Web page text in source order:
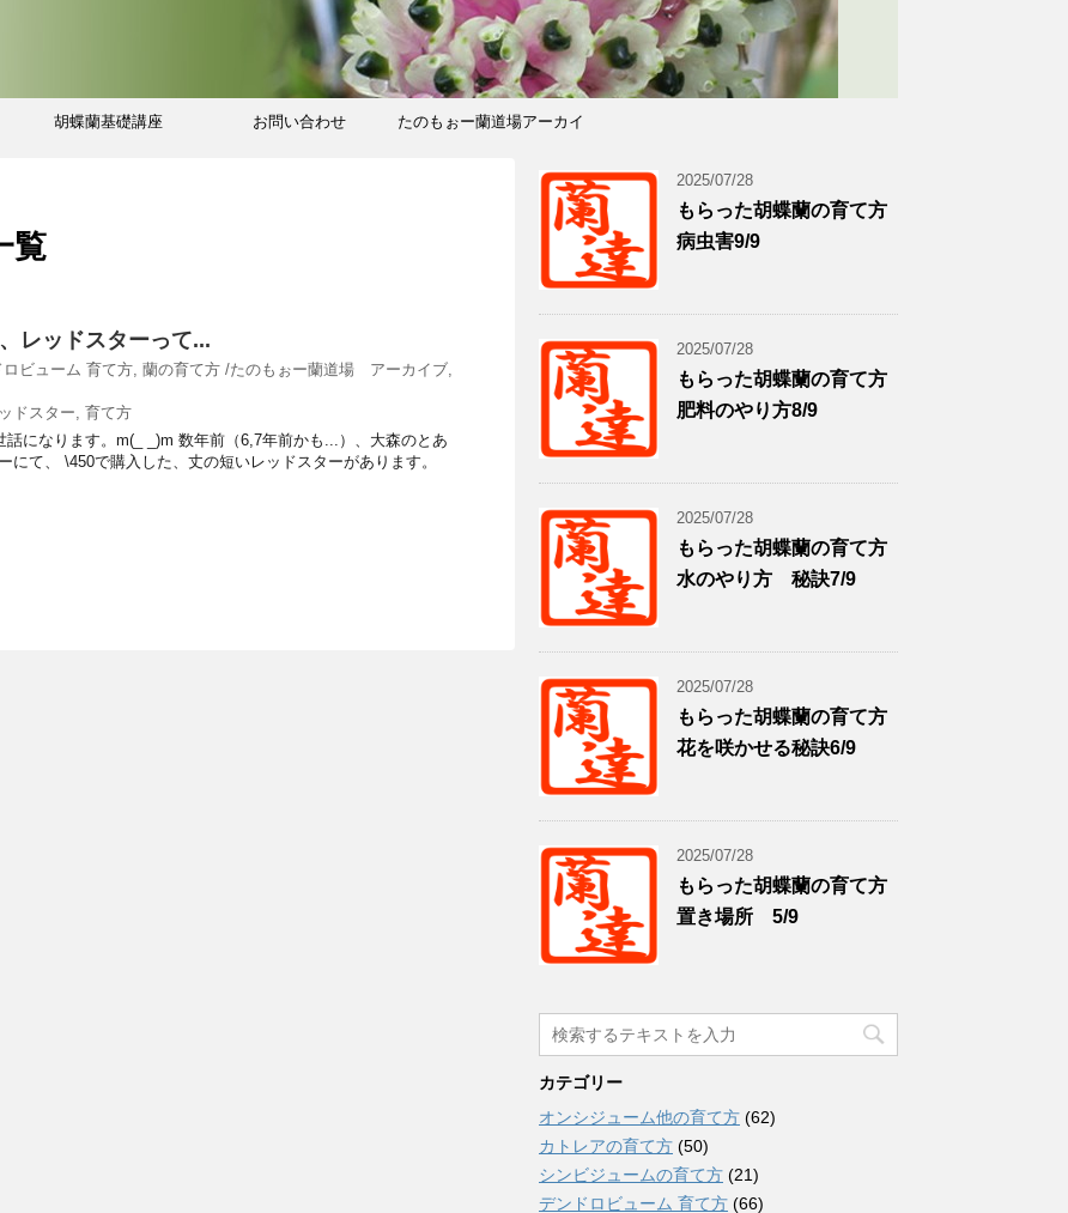
胡蝶蘭基礎講座 お問い合わせ たのもぉー蘭道場アーカイ
覧
レッドスターって...
ロビューム 育て方, 蘭の育て方 /たのもぉー蘭道場 アーカイブ,
ドスター, 育て方
になります。m(_ _)m 数年前（6,7年前かも...）、大森のとあ
にて、 \450で購入した、丈の短いレッドスターがあります。
2025/07/28
もらった胡蝶蘭の育て方
病虫害9/9
2025/07/28
もらった胡蝶蘭の育て方
肥料のやり方8/9
2025/07/28
もらった胡蝶蘭の育て方
水のやり方 秘訣7/9
2025/07/28
もらった胡蝶蘭の育て方
花を咲かせる秘訣6/9
2025/07/28
もらった胡蝶蘭の育て方
置き場所 5/9
カテゴリー
オンシジューム他の育て方 (62)
カトレアの育て方 (50)
シンビジュームの育て方 (21)
デンドロビューム 育て方 (66)